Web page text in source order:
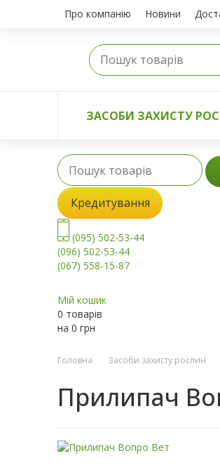
Про компанію Новини
ЗАСОБИ ЗАХИСТУ
Кредитування
(095) 502-53-44
(096) 502-53-44
(067) 558-15-87
Мій кошик
0 товарів
на 0 грн
Головна Засоби захисту рослин
Прилипач